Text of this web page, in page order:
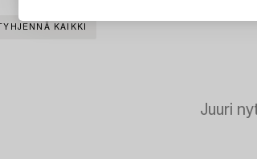
TYHJENNÄ KAIKKI
Juuri